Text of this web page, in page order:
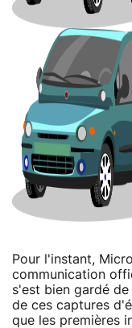
Pour l'instant,
communication
s'est bien gardé
de ces captures
que les premières